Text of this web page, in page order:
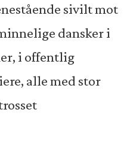
sivilt mot
dansker i
i offentlig
alle med stor